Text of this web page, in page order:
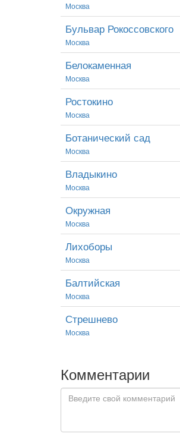
Москва
Бульвар Рокоссовского
Москва
Белокаменная
Москва
Ростокино
Москва
Ботанический сад
Москва
Владыкино
Москва
Окружная
Москва
Лихоборы
Москва
Балтийская
Москва
Стрешнево
Москва
Комментарии